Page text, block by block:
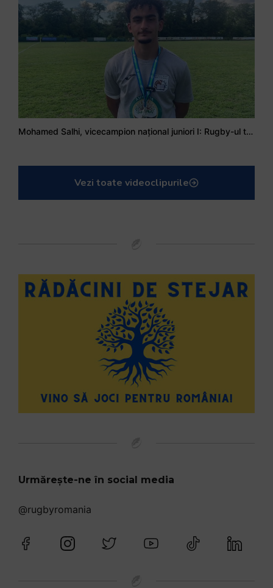
Mohamed Salhi, vicecampion național juniori I: Rugby-ul te învață să accepți și înfrângerile
Vezi toate videoclipurile
Urmărește-ne în social media
@rugbyromania